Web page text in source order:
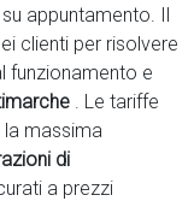
appuntamento. Il
clienti per risolvere
funzionamento e
. Le tariffe
la massima
di
a prezzi